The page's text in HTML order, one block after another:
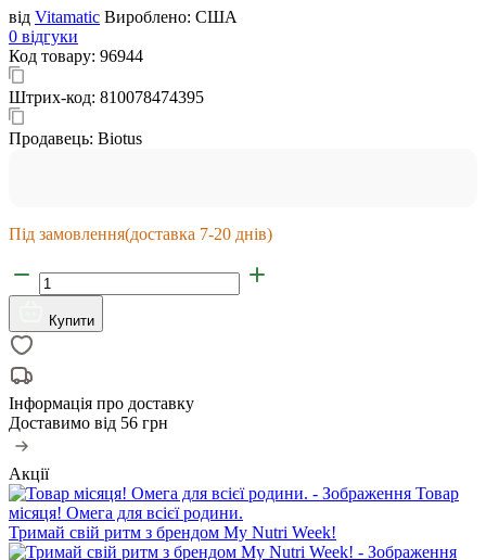
від Vitamatic Вироблено: США
0 відгуки
Код товару: 96944
Штрих-код: 810078474395
Продавець: Biotus
Під замовлення(доставка 7-20 днів)
Купити
Інформація про доставку
Доставимо від 56 грн
Акції
Товар
місяця! Омега для всієї родини.
Тримай свій ритм з брендом My Nutri Week!